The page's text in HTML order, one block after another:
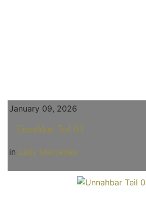
January 09, 2026
Unnahbar Teil 04
in Lady Mercedes